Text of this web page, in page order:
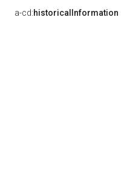
a-cd:historicalInformation